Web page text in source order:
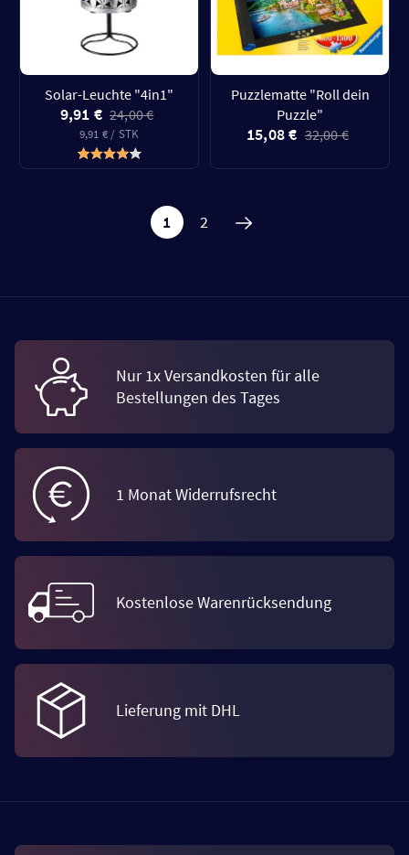
Solar-Leuchte "4in1"
9,91 € 24,00 €
9,91 € / STK
Puzzlematte "Roll dein
Puzzle"
15,08 € 32,00 €
1 2
Nur 1x Versandkosten für alle
Bestellungen des Tages
1 Monat Widerrufsrecht
Kostenlose Warenrücksendung
Lieferung mit DHL